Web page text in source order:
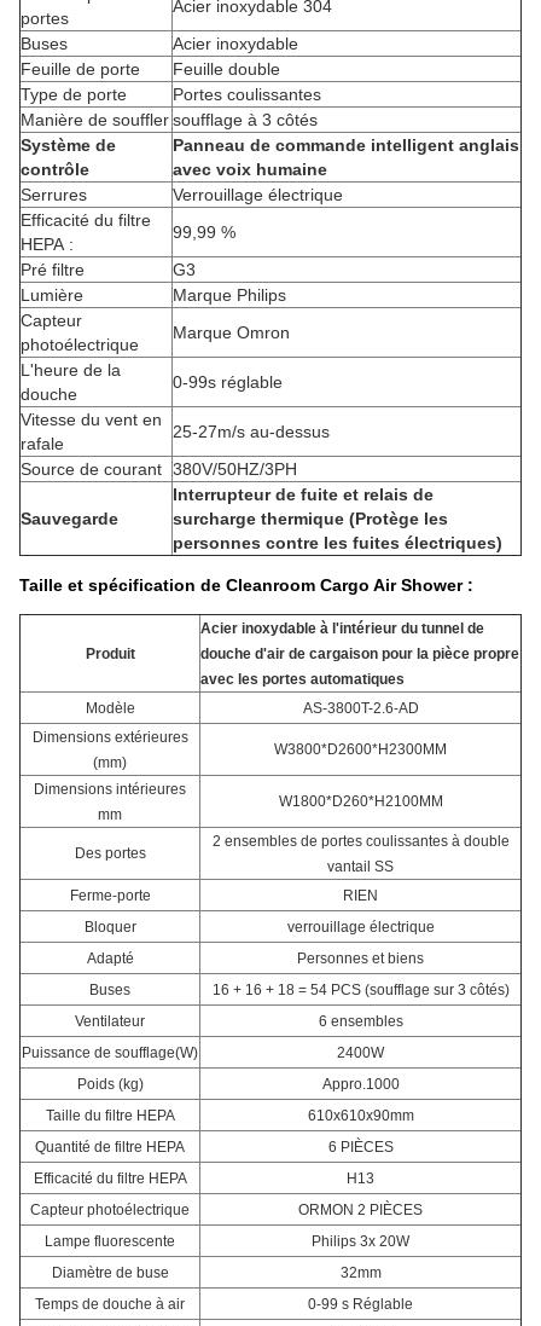
portes
Acier inoxydable 304
Buses
Acier inoxydable
Feuille de porte
Feuille double
Type de porte
Portes coulissantes
Manière de soufflersoufflage à 3 côtés
Système de
contrôle
Panneau de commande intelligent anglais
avec voix humaine
Serrures
Verrouillage électrique
Efficacité du filtre
HEPA :
99,99 %
Pré filtre
G3
Lumière
Marque Philips
Capteur
photoélectrique
Marque Omron
L'heure de la
douche
0-99s réglable
Vitesse du vent en
rafale
25-27m/s au-dessus
Source de courant 380V/50HZ/3PH
Sauvegarde
Interrupteur de fuite et relais de
surcharge thermique (Protège les
personnes contre les fuites électriques)
Taille et spécification de Cleanroom Cargo Air Shower :
Produit
Acier inoxydable à l'intérieur du tunnel de
douche d'air de cargaison pour la pièce propre
avec les portes automatiques
Modèle
AS-3800T-2.6-AD
Dimensions extérieures
(mm)
W3800*D2600*H2300MM
Dimensions intérieures
mm
W1800*D260*H2100MM
Des portes
2 ensembles de portes coulissantes à double
vantail SS
Ferme-porte
RIEN
Bloquer
verrouillage électrique
Adapté
Personnes et biens
Buses
16 + 16 + 18 = 54 PCS (soufflage sur 3 côtés)
Ventilateur
6 ensembles
Puissance de soufflage(W)
2400W
Poids (kg)
Appro.1000
Taille du filtre HEPA
610x610x90mm
Quantité de filtre HEPA
6 PIÈCES
Efficacité du filtre HEPA
H13
Capteur photoélectrique
ORMON 2 PIÈCES
Lampe fluorescente
Philips 3x 20W
Diamètre de buse
32mm
Temps de douche à air
0-99 s Réglable